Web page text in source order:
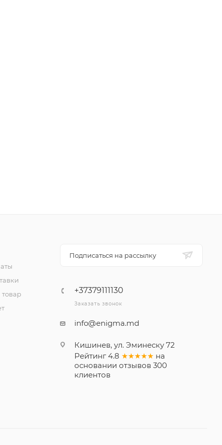
Подписаться на рассылку
+37379111130
Заказать звонок
info@enigma.md
Кишинев, ул. Эминеску 72
Рейтинг 4.8 ★★★★★ на
основании отзывов 300
клиентов